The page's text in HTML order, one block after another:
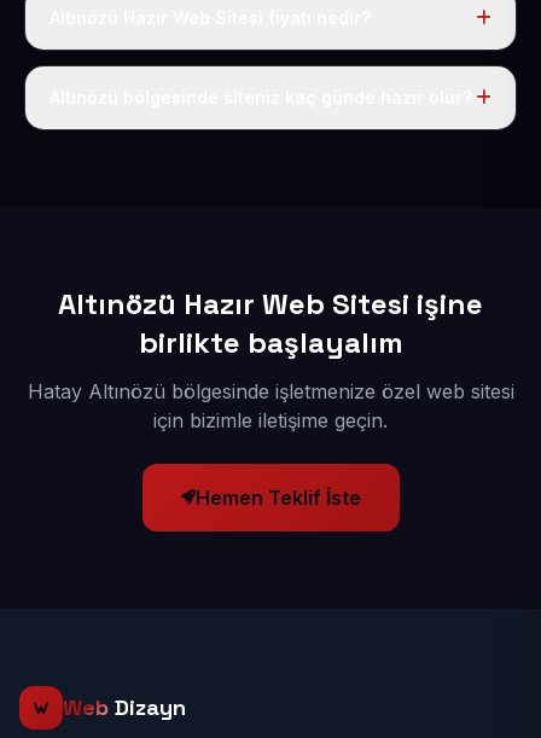
Tek fiyat uygulanır: yıllık 50 USD + KDV. Bu bedele alan
Altınözü Hazır Web Sitesi işine
birlikte başlayalım
Hatay Altınözü bölgesinde işletmenize özel web sitesi
için bizimle iletişime geçin.
Hemen Teklif İste
Web Dizayn